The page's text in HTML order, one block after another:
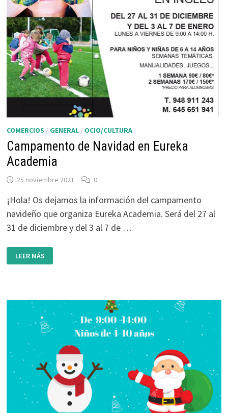
COMERCIOS / GENERAL/ OCIO/CULTURA
Campamento de Navidad en Eureka
Academia
25 noviembre 2021 0
¡Hola! Os dejamos la información del campamento
navideño que organiza Eureka Academia. Será del 27 al
31 de diciembre y del 3 al 7 de …
CAMPAMENTO
DE
NAVIDAD
LEER MÁS